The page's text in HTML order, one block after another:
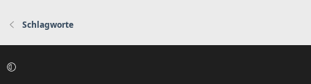
Schlagworte